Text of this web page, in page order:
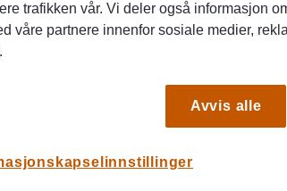
trafikken vår. Vi deler også informasjon
våre partnere innenfor sosiale medier,
.
Avvis alle